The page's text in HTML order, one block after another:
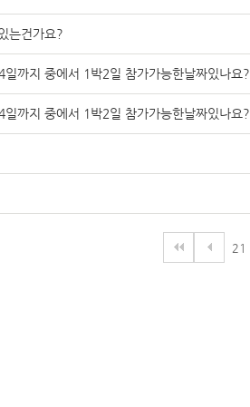
는건가요?
까지중에서1박2일참가가능한날짜있나요?
까지중에서1박2일참가가능한날짜있나요?
21